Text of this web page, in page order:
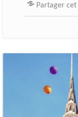
Partager